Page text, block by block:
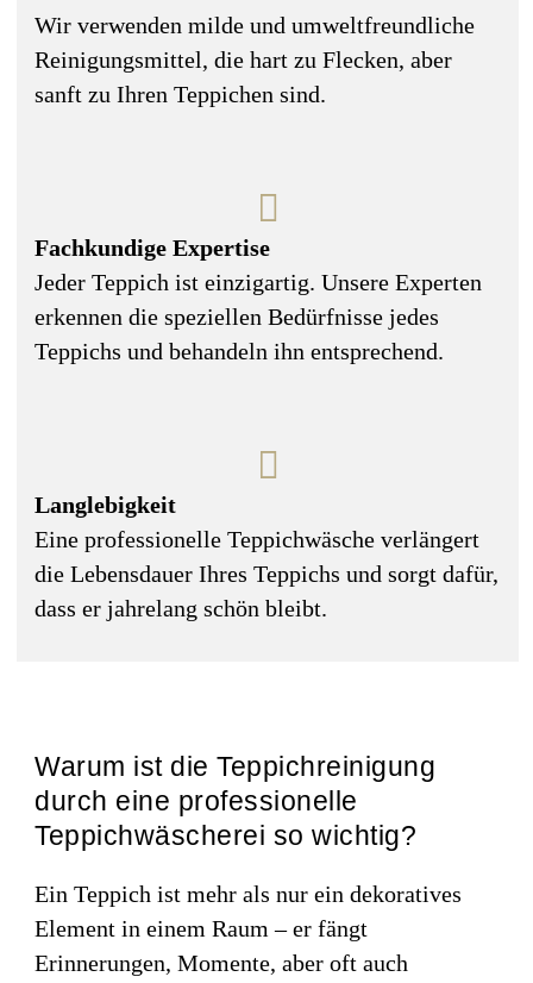
Wir verwenden milde und umweltfreundliche
Reinigungsmittel, die hart zu Flecken, aber
sanft zu Ihren Teppichen sind.
Fachkundige Expertise
Jeder Teppich ist einzigartig. Unsere Experten
erkennen die speziellen Bedürfnisse jedes
Teppichs und behandeln ihn entsprechend.
Langlebigkeit
Eine professionelle Teppichwäsche verlängert
die Lebensdauer Ihres Teppichs und sorgt dafür,
dass er jahrelang schön bleibt.
Warum ist die Teppichreinigung
durch eine professionelle
Teppichwäscherei so wichtig?
Ein Teppich ist mehr als nur ein dekoratives
Element in einem Raum – er fängt
Erinnerungen, Momente, aber oft auch